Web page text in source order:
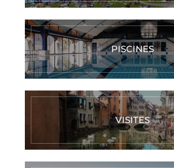
PISCINES
VISITES